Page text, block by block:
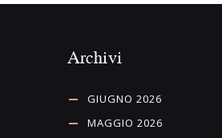
Archivi
GIUGNO 2026
MAGGIO 2026